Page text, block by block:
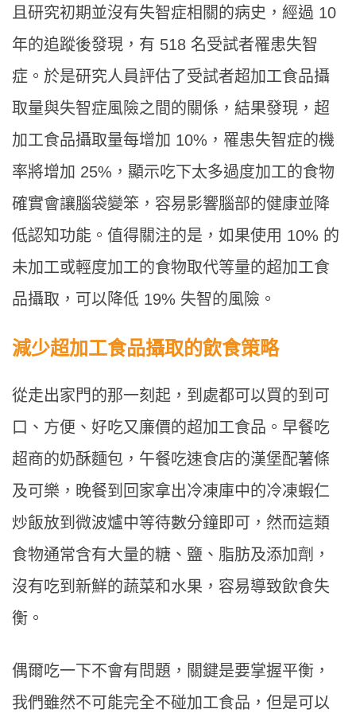
且研究初期並沒有失智症相關的病史，經過 10
年的追蹤後發現，有 518 名受試者罹患失智
症。於是研究人員評估了受試者超加工食品攝
取量與失智症風險之間的關係，結果發現，超
加工食品攝取量每增加 10%，罹患失智症的機
率將增加 25%，顯示吃下太多過度加工的食物
確實會讓腦袋變笨，容易影響腦部的健康並降
低認知功能。值得關注的是，如果使用 10% 的
未加工或輕度加工的食物取代等量的超加工食
品攝取，可以降低 19% 失智的風險。
減少超加工食品攝取的飲食策略
從走出家門的那一刻起，到處都可以買的到可
口、方便、好吃又廉價的超加工食品。早餐吃
超商的奶酥麵包，午餐吃速食店的漢堡配薯條
及可樂，晚餐到回家拿出冷凍庫中的冷凍蝦仁
炒飯放到微波爐中等待數分鐘即可，然而這類
食物通常含有大量的糖、鹽、脂肪及添加劑，
沒有吃到新鮮的蔬菜和水果，容易導致飲食失
衡。
偶爾吃一下不會有問題，關鍵是要掌握平衡，
我們雖然不可能完全不碰加工食品，但是可以